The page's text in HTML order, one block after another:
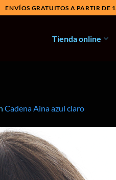
ENVÍOS GRATUITOS A PARTIR DE
Tienda online
Cadena Aina azul claro